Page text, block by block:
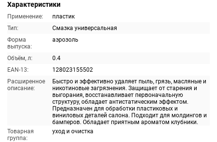
Характеристики
Применение:
пластик
Тип:
Смазка универсальная
Форма
выпуска:
аэрозоль
Объём, л:
0.4
EAN-13:
128023155502
Расширенное
описание:
Быстро и эффективно удаляет пыль, грязь, масляные и
никотиновые загрязнения. Защищает от старения и
выгорания, восстанавливает первоначальную
структуру, обладает антистатическим эффектом.
Предназначен для обработки пластиковых и
виниловых деталей салона. Подходит для молдингов и
бамперов. Обладает приятным ароматом клубники.
Товарная
группа:
уход и очистка